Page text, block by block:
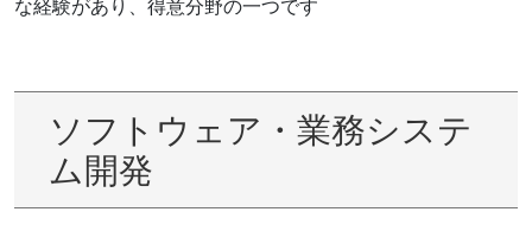
な経験があり、得意分野の一つです
ソフトウェア・業務システ
ム開発